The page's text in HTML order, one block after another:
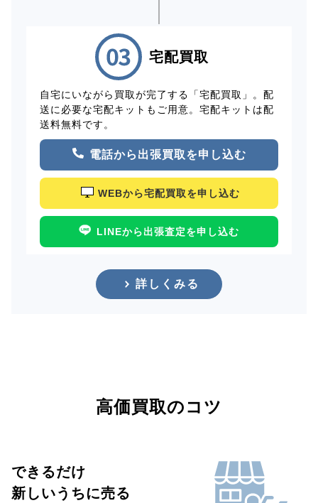
宅配買取
自宅にいながら買取が完了する「宅配買取」。配
送に必要な宅配キットもご用意。宅配キットは配
送料無料です。
電話から出張買取を申し込む
WEBから宅配買取を申し込む
LINEから出張査定を申し込む
詳しくみる
高価買取のコツ
できるだけ
新しいうちに売る